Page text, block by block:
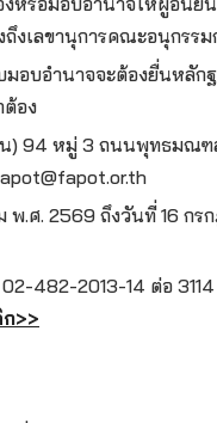
งเลขานุการคณะอนุกรร
บอำนาจจะต้องยื่นหลัก
ต้อง
) 94 หมู่ 3 ถนนพุทธมณฑ
.ศ. 2569 ถึงวันที่ 16 กร
02-482-2013-14 ต่อ
>>